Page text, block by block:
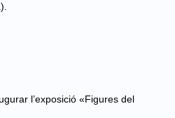
l’exposició «Figures del